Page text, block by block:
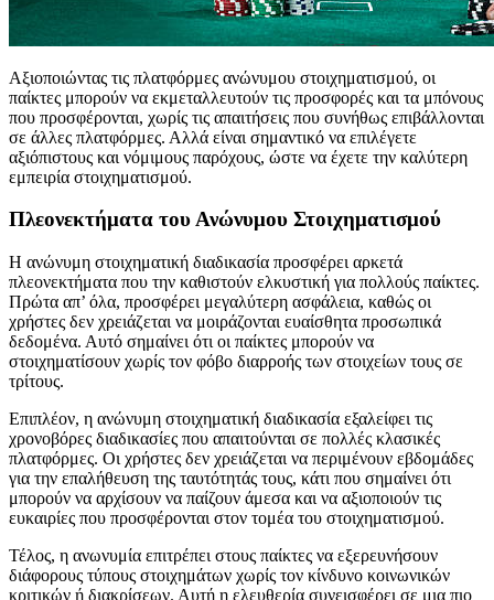
Αξιοποιώντας τις πλατφόρμες ανώνυμου στοιχηματισμού, οι
παίκτες μπορούν να εκμεταλλευτούν τις προσφορές και τα μπόνους
που προσφέρονται, χωρίς τις απαιτήσεις που συνήθως επιβάλλονται
σε άλλες πλατφόρμες. Αλλά είναι σημαντικό να επιλέγετε
αξιόπιστους και νόμιμους παρόχους, ώστε να έχετε την καλύτερη
εμπειρία στοιχηματισμού.
Πλεονεκτήματα του Ανώνυμου Στοιχηματισμού
Η ανώνυμη στοιχηματική διαδικασία προσφέρει αρκετά
πλεονεκτήματα που την καθιστούν ελκυστική για πολλούς παίκτες.
Πρώτα απ’ όλα, προσφέρει μεγαλύτερη ασφάλεια, καθώς οι
χρήστες δεν χρειάζεται να μοιράζονται ευαίσθητα προσωπικά
δεδομένα. Αυτό σημαίνει ότι οι παίκτες μπορούν να
στοιχηματίσουν χωρίς τον φόβο διαρροής των στοιχείων τους σε
τρίτους.
Επιπλέον, η ανώνυμη στοιχηματική διαδικασία εξαλείφει τις
χρονοβόρες διαδικασίες που απαιτούνται σε πολλές κλασικές
πλατφόρμες. Οι χρήστες δεν χρειάζεται να περιμένουν εβδομάδες
για την επαλήθευση της ταυτότητάς τους, κάτι που σημαίνει ότι
μπορούν να αρχίσουν να παίζουν άμεσα και να αξιοποιούν τις
ευκαιρίες που προσφέρονται στον τομέα του στοιχηματισμού.
Τέλος, η ανωνυμία επιτρέπει στους παίκτες να εξερευνήσουν
διάφορους τύπους στοιχημάτων χωρίς τον κίνδυνο κοινωνικών
κριτικών ή διακρίσεων. Αυτή η ελευθερία συνεισφέρει σε μια πιο